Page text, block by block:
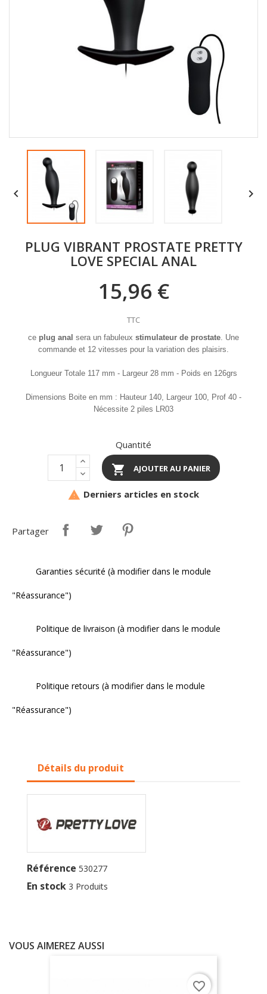
 
PLUG VIBRANT PROSTATE PRETTY
LOVE SPECIAL ANAL
15,96 €
TTC
ce plug anal sera un fabuleux stimulateur de prostate. Une
commande et 12 vitesses pour la variation des plaisirs.
Longueur Totale 117 mm - Largeur 28 mm - Poids en 126grs
Dimensions Boite en mm : Hauteur 140, Largeur 100, Prof 40 -
Nécessite 2 piles LR03
Quantité
 AJOUTER AU PANIER
 Derniers articles en stock
Partager
Garanties sécurité (à modifier dans le module
"Réassurance")
Politique de livraison (à modifier dans le module
"Réassurance")
Politique retours (à modifier dans le module
"Réassurance")
Détails du produit
Référence 530277
En stock 3 Produits
VOUS AIMEREZ AUSSI
favorite_border